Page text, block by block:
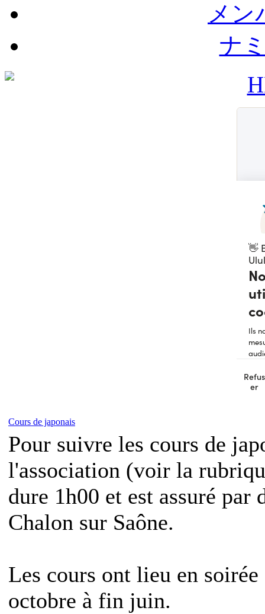
メン
ナ
Cours de japonais
Pour suivre les cours de
l'association (voir la
dure 1h00 et est assuré par
Chalon sur Saône.
Les cours ont lieu en
octobre à fin juin.